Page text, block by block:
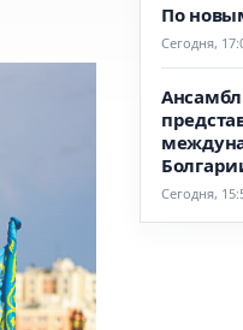
По
Сегодня,
Сегодня,